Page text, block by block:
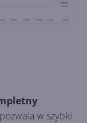
w szybki